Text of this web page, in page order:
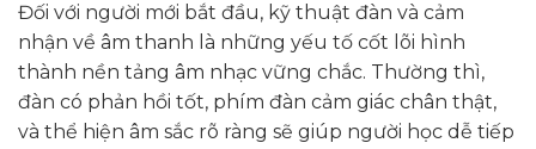
Đối với người mới bắt đầu, kỹ thuật đàn và cảm
nhận về âm thanh là những yếu tố cốt lõi hình
thành nền tảng âm nhạc vững chắc. Thường thì,
đàn có phản hồi tốt, phím đàn cảm giác chân thật,
và thể hiện âm sắc rõ ràng sẽ giúp người học dễ tiếp